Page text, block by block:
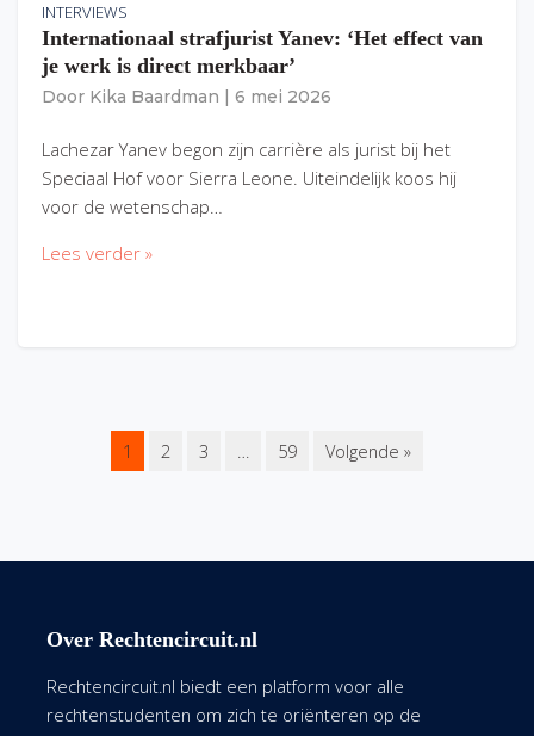
INTERVIEWS
Internationaal strafjurist Yanev: ‘Het effect van
je werk is direct merkbaar’
Door Kika Baardman 6 mei 2026
Lachezar Yanev begon zijn carrière als jurist bij het
Speciaal Hof voor Sierra Leone. Uiteindelijk koos hij
voor de wetenschap…
Lees verder »
1 2 3 … 59 Volgende »
Over Rechtencircuit.nl
Rechtencircuit.nl biedt een platform voor alle
rechtenstudenten om zich te oriënteren op de